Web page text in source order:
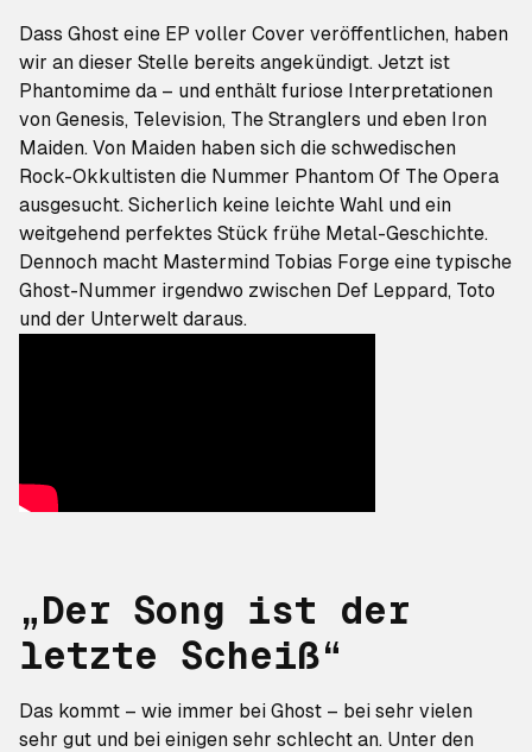
Dass Ghost eine EP voller Cover veröffentlichen, haben
wir an dieser Stelle bereits angekündigt. Jetzt ist
Phantomime da – und enthält furiose Interpretationen
von Genesis, Television, The Stranglers und eben Iron
Maiden. Von Maiden haben sich die schwedischen
Rock-Okkultisten die Nummer Phantom Of The Opera
ausgesucht. Sicherlich keine leichte Wahl und ein
weitgehend perfektes Stück frühe Metal-Geschichte.
Dennoch macht Mastermind Tobias Forge eine typische
Ghost-Nummer irgendwo zwischen Def Leppard, Toto
und der Unterwelt daraus.
„Der Song ist der
letzte Scheiß“
Das kommt – wie immer bei Ghost – bei sehr vielen
sehr gut und bei einigen sehr schlecht an. Unter den